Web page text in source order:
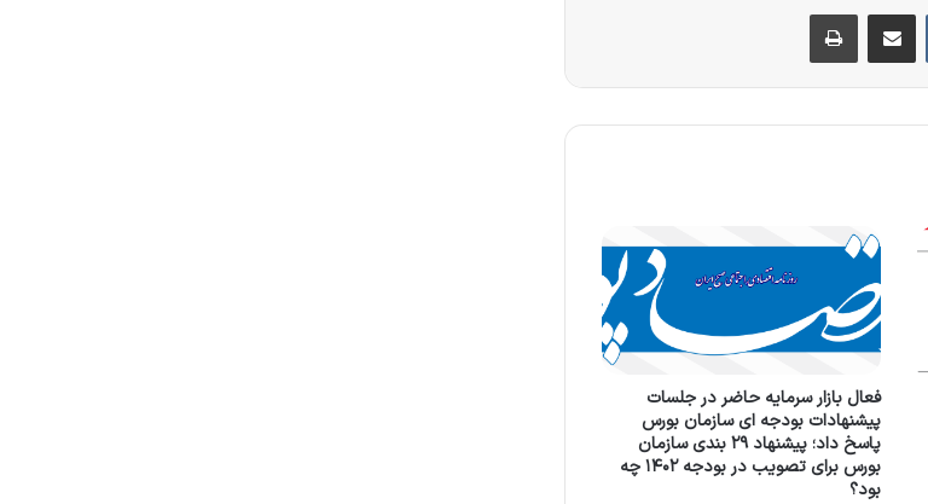
‫VKontakteاشتراک گذاری از طریق ایمیل چاپ
فعال بازار سرمایه حاضر در جلسات
پیشنهادات بودجه ای سازمان بورس
پاسخ داد؛ پیشنهاد ۲۹ بندی سازمان
بورس برای تصویب در بودجه ۱۴۰۲ چه
بود؟